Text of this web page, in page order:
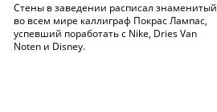
Стены в заведении расписал знаменитый
во всем мире каллиграф Покрас Лампас,
успевший поработать с Nike, Dries Van
Noten и Disney.